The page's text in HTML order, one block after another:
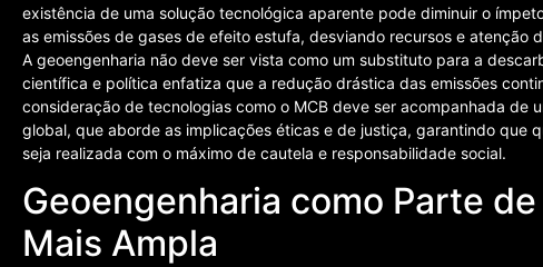
existência de uma solução tecnológica aparente pode diminuir o
as emissões de gases de efeito estufa, desviando recursos e atenção
A geoengenharia não deve ser vista como um substituto para a
científica e política enfatiza que a redução drástica das emissões
consideração de tecnologias como o MCB deve ser acompanhada de
global, que aborde as implicações éticas e de justiça, garantindo que
seja realizada com o máximo de cautela e responsabilidade social.
Geoengenharia como Parte
Mais Ampla